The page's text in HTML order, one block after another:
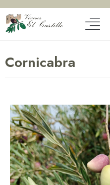
Cornicabra